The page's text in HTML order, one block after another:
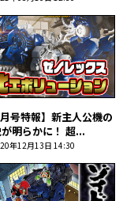
月号特報】新主人公機の
明らかに！ 超...
年12月13日 14:30